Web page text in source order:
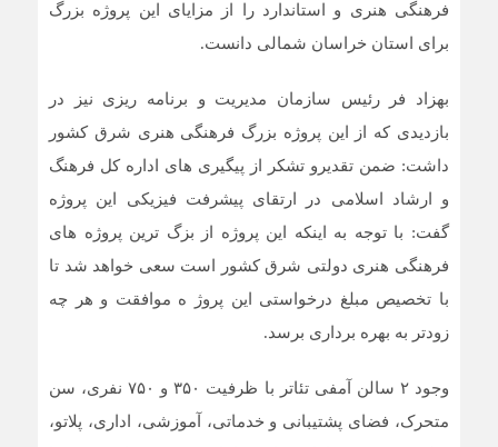
فرهنگی هنری و استاندارد را از مزایای این پروژه بزرگ
برای استان خراسان شمالی دانست.
بهزاد فر رئیس سازمان مدیریت و برنامه ریزی نیز در
بازدیدی که از این پروژه بزرگ فرهنگی هنری شرق کشور
داشت: ضمن تقدیرو تشکر از پیگیری های اداره کل فرهنگ
و ارشاد اسلامی در ارتقای پیشرفت فیزیکی این پروژه
گفت: با توجه به اینکه این پروژه از بزگ ترین پروژه های
فرهنگی هنری دولتی شرق کشور است سعی خواهد شد تا
با تخصیص مبلغ درخواستی این پروژ ه موافقت و هر چه
زودتر به بهره برداری برسد.
وجود ۲ سالن آمفی تئاتر با ظرفیت ۳۵۰ و ۷۵۰ نفری، سن
متحرک، فضای پشتیبانی و خدماتی، آموزشی، اداری، پلاتو،